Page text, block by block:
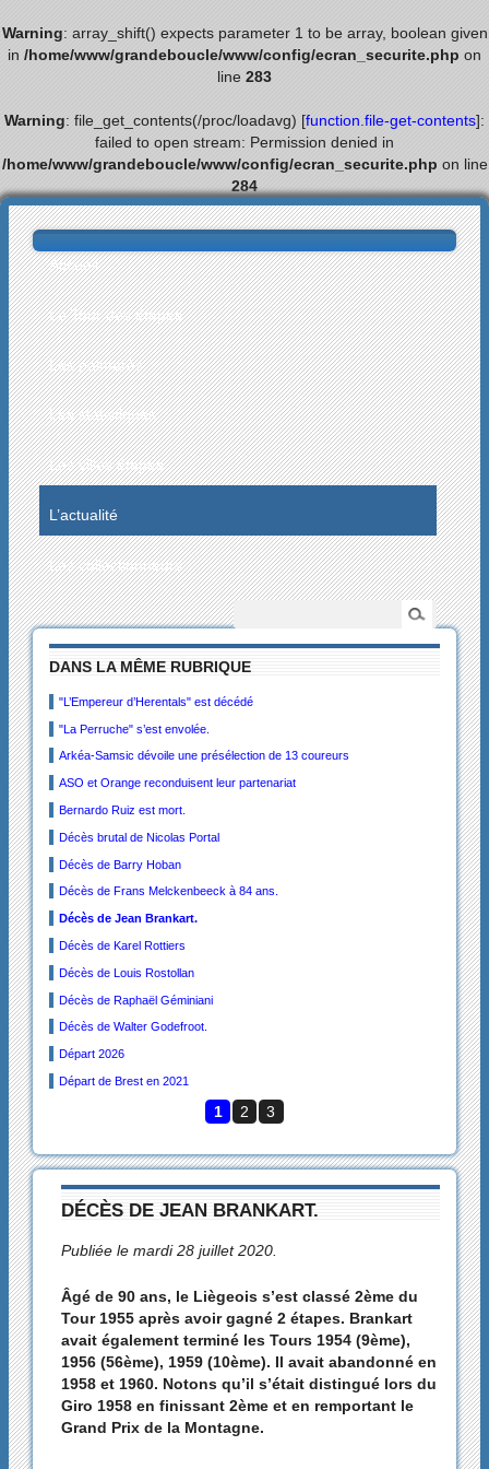
Warning: array_shift() expects parameter 1 to be array, boolean given
in /home/www/grandeboucle/www/config/ecran_securite.php on
line 283
Warning: file_get_contents(/proc/loadavg) [function.file-get-contents]:
failed to open stream: Permission denied in
/home/www/grandeboucle/www/config/ecran_securite.php on line
284
Accueil
Le Tour des étapes
Les palmarès
Les statistiques
Les villes étapes
L’actualité
Les collectionneurs
DANS LA MÊME RUBRIQUE
"L’Empereur d’Herentals" est décédé
"La Perruche" s’est envolée.
Arkéa-Samsic dévoile une présélection de 13 coureurs
ASO et Orange reconduisent leur partenariat
Bernardo Ruiz est mort.
Décès brutal de Nicolas Portal
Décès de Barry Hoban
Décès de Frans Melckenbeeck à 84 ans.
Décès de Jean Brankart.
Décès de Karel Rottiers
Décès de Louis Rostollan
Décès de Raphaël Géminiani
Décès de Walter Godefroot.
Départ 2026
Départ de Brest en 2021
1 2 3
DÉCÈS DE JEAN BRANKART.
Publiée le mardi 28 juillet 2020.
Âgé de 90 ans, le Liègeois s’est classé 2ème du
Tour 1955 après avoir gagné 2 étapes. Brankart
avait également terminé les Tours 1954 (9ème),
1956 (56ème), 1959 (10ème). Il avait abandonné en
1958 et 1960. Notons qu’il s’était distingué lors du
Giro 1958 en finissant 2ème et en remportant le
Grand Prix de la Montagne.